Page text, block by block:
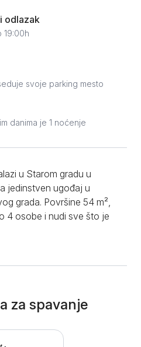
odlazak
19:00h
svoje parking mesto
danima je 1 noćenje
u Starom gradu u
jedinstven ugođaj u
grada. Površine 54 m²,
4 osobe i nudi sve što je
Struktura apartmana
rernu, indukcionu
i escajgom.
kabinom i mašinom za
WiFi, TV sa
za spavanje